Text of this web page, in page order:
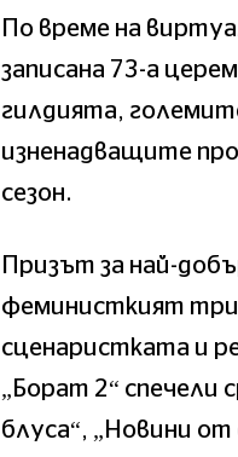
По време на
записана 73-а
гилдията,
изненадващите
сезон.
Призът за най-
феминисткият
сценаристката и
„Борат 2“ спечели
блуса“, „Новини